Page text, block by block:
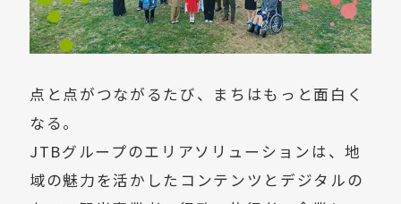
点と点がつながるたび、まちはもっと面白く
なる。
JTBグループのエリアソリューションは、地
域の魅力を活かしたコンテンツとデジタルの